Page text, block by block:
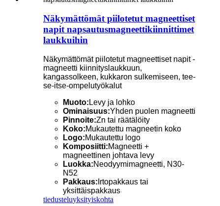
Näkymättömät piilotetut magneettiset
napit napsautusmagneettikiinnittimet
laukkuihin
Näkymättömät piilotetut magneettiset napit -
magneetti kiinnityslaukkuun,
kangassolkeen, kukkaron sulkemiseen, tee-
se-itse-ompelutyökalut
Muoto: Levy ja lohko
Ominaisuus:Yhden puolen magneetti
Pinnoite:Zn tai räätälöity
Koko:Mukautettu magneetin koko
Logo:Mukautettu logo
Komposiitti:Magneetti +
magneettinen johtava levy
Luokka:Neodyymimagneetti, N30-
N52
Pakkaus: Irtopakkaus tai
yksittäispakkaus
tiedusteluyksityiskohta